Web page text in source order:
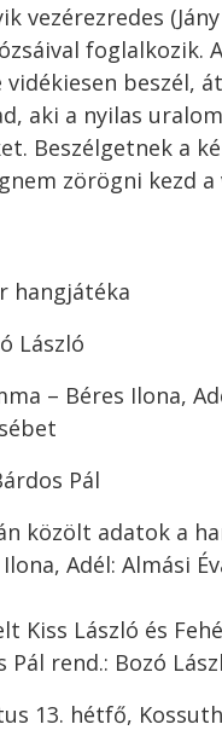
vezérezredes
foglalkozik.
vidékiesen beszél,
aki a nyilas
Beszélgetnek a
zörögni kezd
hangjátéka
László
– Béres Ilona,
Pál
közölt adatok a
Adél: Almási
Kiss László és
Pál rend.: Bozó
13. hétfő,